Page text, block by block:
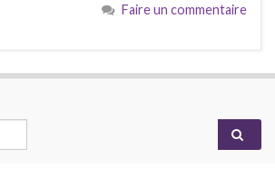
Faire un commentaire